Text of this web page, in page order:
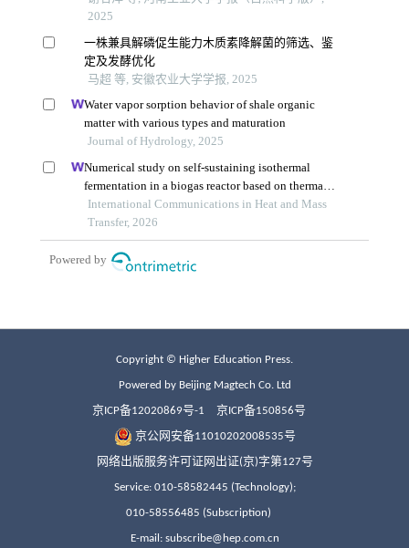
Copyright © Higher Education Press.
Powered by Beijing Magtech Co. Ltd
京ICP备12020869号-1 京ICP备150856号
京公网安备11010202008535号
网络出版服务许可证网出证(京)字第127号
Service: 010-58582445 (Technology);
010-58556485 (Subscription)
E-mail: subscribe@hep.com.cn